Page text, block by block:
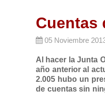
Cuentas
05 Noviembre
Al hacer la Junta
año anterior al
2.005 hubo un
de cuentas sin